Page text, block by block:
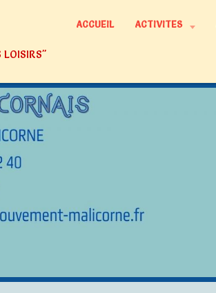
ACCUEIL ACTIVITES